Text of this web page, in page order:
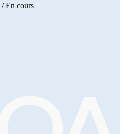
/ En cours